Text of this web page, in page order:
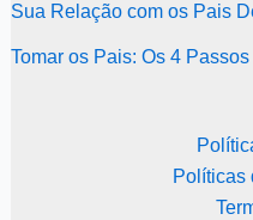
Sua Relação com os Pais
Tomar os Pais: Os 4
Políticas